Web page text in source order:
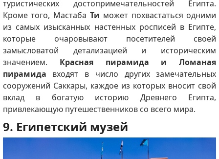
туристических достопримечательностей Египта.
Кроме того, Мастаба Ти может похвастаться одними
из самых изысканных настенных росписей в Египте,
которые очаровывают посетителей своей
замысловатой детализацией и историческим
значением. Красная пирамида и Ломаная
пирамида входят в число других замечательных
сооружений Саккары, каждое из которых вносит свой
вклад в богатую историю Древнего Египта,
привлекающую путешественников со всего мира.
9. Египетский музей